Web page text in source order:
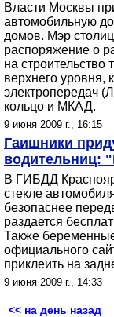
Власти Москвы
автомобильную
домов. Мэр
распоряжение о
на строительство
верхнего уровня,
электропередач
кольцо и МКАД.
9 июня 2009 г., 16:15
Гаишники
водительниц:
В ГИБДД
стекле
безопаснее
раздается
Также
официального
приклеить на
9 июня 2009 г., 14:33
<< на день назад